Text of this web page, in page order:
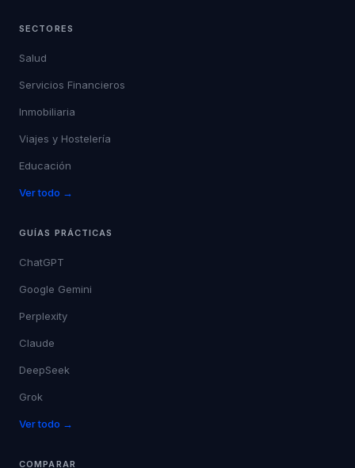
SECTORES
Salud
Servicios Financieros
Inmobiliaria
Viajes y Hostelería
Educación
Ver todo →
GUÍAS PRÁCTICAS
ChatGPT
Google Gemini
Perplexity
Claude
DeepSeek
Grok
Ver todo →
COMPARAR